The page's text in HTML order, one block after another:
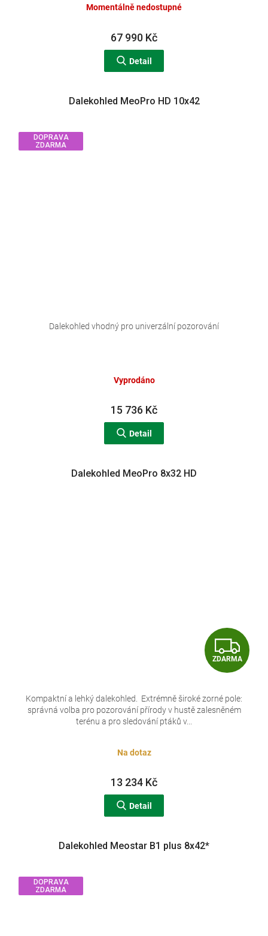
Momentálně nedostupné
67 990 Kč
Detail
DOPRAVA
ZDARMA
Dalekohled MeoPro HD 10x42
hodnocení
Vyprodáno
15 736 Kč
Detail
Dalekohled vhodný pro univerzální pozorování
Z
D
A
R
ZDARMA
Dalekohled MeoPro 8x32 HD
Na dotaz
13 234 Kč
Detail
Kompaktní a lehký dalekohled. Extrémně široké zorné pole:
správná volba pro pozorování přírody v hustě zalesněném
terénu a pro sledování ptáků v...
DOPRAVA
ZDARMA
Dalekohled Meostar B1 plus 8x42*